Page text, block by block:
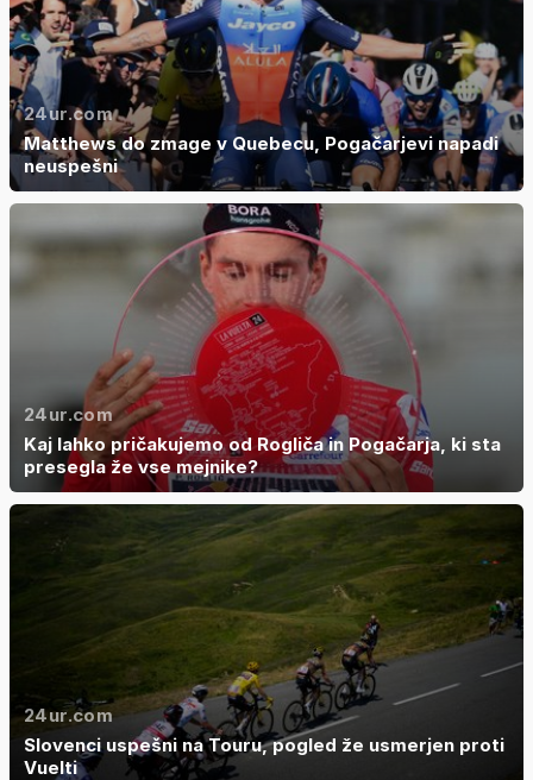
24ur.com
Matthews do zmage v Quebecu, Pogačarjevi napadi
neuspešni
24ur.com
Kaj lahko pričakujemo od Rogliča in Pogačarja, ki sta
presegla že vse mejnike?
24ur.com
Slovenci uspešni na Touru, pogled že usmerjen proti
Vuelti